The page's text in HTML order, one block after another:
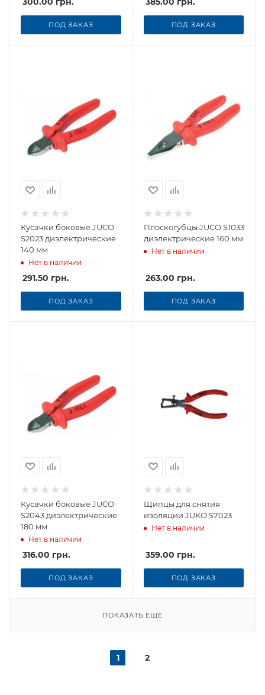
ПОД ЗАКАЗ ПОД ЗАКАЗ
Кусачки боковые JUCO
S2023 диэлектрические
140 мм
Нет в наличии
291.50 грн.
ПОД ЗАКАЗ
Плоскогубцы JUCO S1033
диэлектрические 160 мм
Нет в наличии
263.00 грн.
ПОД ЗАКАЗ
Кусачки боковые JUCO
S2043 диэлектрические
180 мм
Нет в наличии
316.00 грн.
ПОД ЗАКАЗ
Щипцы для снятия
изоляции JUKO S7023
Нет в наличии
359.00 грн.
ПОД ЗАКАЗ
ПОКАЗАТЬ ЕЩЕ
1 2